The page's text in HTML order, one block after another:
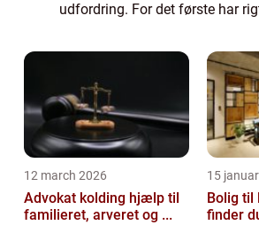
udfordring. For det første har
lange og opslidende
12 march 2026
Advokat kolding hjælp til
familieret, arveret og ...
15
Bolig til
finder